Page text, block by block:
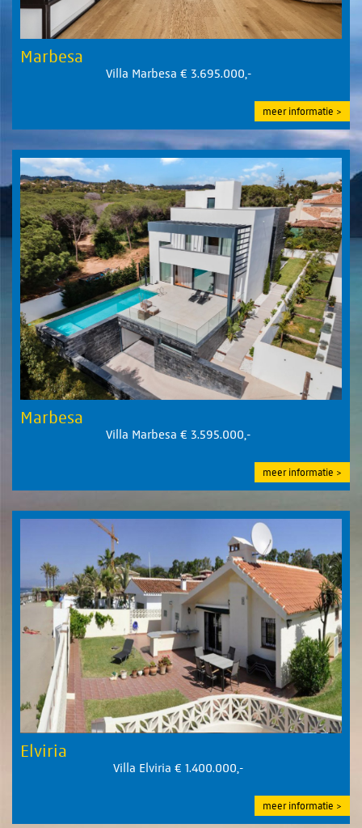
Marbesa
Villa Marbesa € 3.695.000,-
meer informatie
Marbesa
Villa Marbesa € 3.595.000,-
meer informatie
Elviria
Villa Elviria € 1.400.000,-
meer informatie